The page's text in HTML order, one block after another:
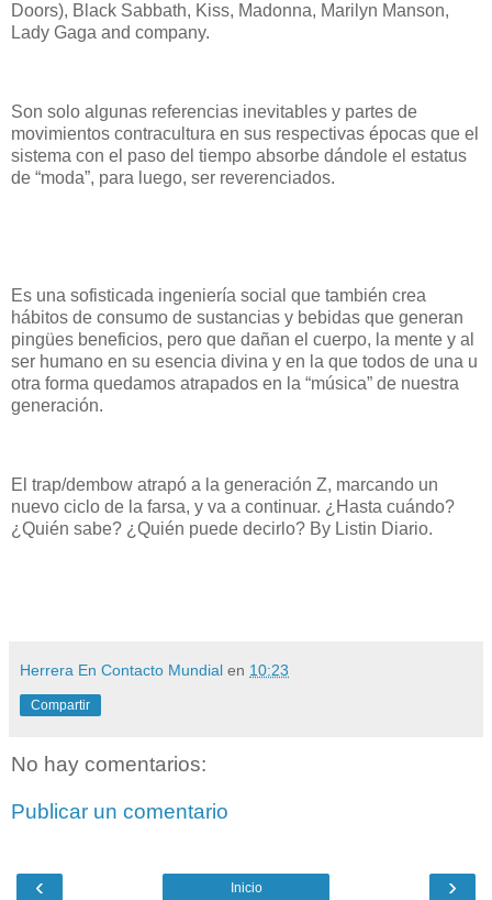
Doors), Black Sabbath, Kiss, Madonna, Marilyn Manson,
Lady Gaga and company.
Son solo algunas referencias inevitables y partes de
movimientos contracultura en sus respectivas épocas que el
sistema con el paso del tiempo absorbe dándole el estatus
de “moda”, para luego, ser reverenciados.
Es una sofisticada ingeniería social que también crea
hábitos de consumo de sustancias y bebidas que generan
pingües beneficios, pero que dañan el cuerpo, la mente y al
ser humano en su esencia divina y en la que todos de una u
otra forma quedamos atrapados en la “música” de nuestra
generación.
El trap/dembow atrapó a la generación Z, marcando un
nuevo ciclo de la farsa, y va a continuar. ¿Hasta cuándo?
¿Quién sabe? ¿Quién puede decirlo? By Listin Diario.
Herrera En Contacto Mundial en 10:23
Compartir
No hay comentarios:
Publicar un comentario
‹ ›
Inicio